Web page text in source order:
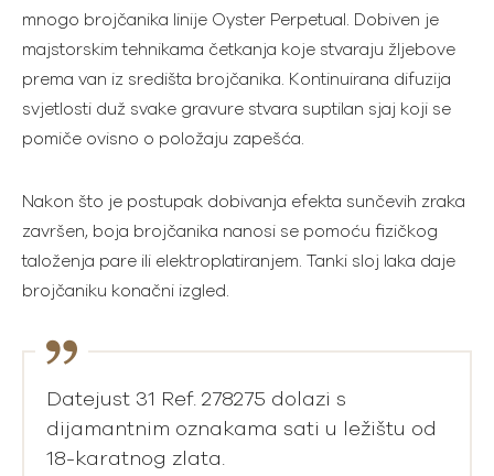
mnogo brojčanika linije Oyster Perpetual. Dobiven je
majstorskim tehnikama četkanja koje stvaraju žljebove
prema van iz središta brojčanika. Kontinuirana difuzija
svjetlosti duž svake gravure stvara suptilan sjaj koji se
pomiče ovisno o položaju zapešća.
Nakon što je postupak dobivanja efekta sunčevih zraka
završen, boja brojčanika nanosi se pomoću fizičkog
taloženja pare ili elektroplatiranjem. Tanki sloj laka daje
brojčaniku konačni izgled.
Datejust 31 Ref. 278275 dolazi s
dijamantnim oznakama sati u ležištu od
18-karatnog zlata.